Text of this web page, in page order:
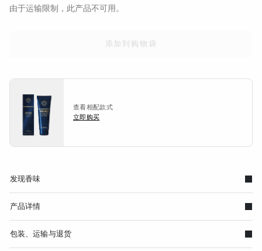
由于运输限制，此产品不可用。
添加到购物袋
查看相配款式
立即购买
发现香味
产品详情
包装、运输与退货